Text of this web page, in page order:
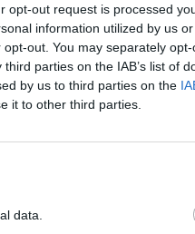
opt-out request is processed
information utilized by us
out. You may separately
parties on the IAB’s list of
by us to third parties on the
it to other third parties.
data.